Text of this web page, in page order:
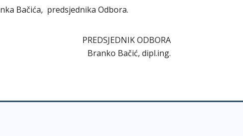
Bačića, predsjednika Odbora.
PREDSJEDNIK ODBORA
Branko Bačić, dipl.ing.